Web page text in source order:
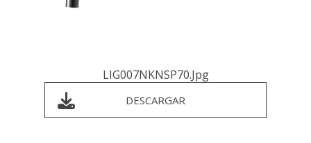
LIG007NKNSP70.jpg
DESCARGAR